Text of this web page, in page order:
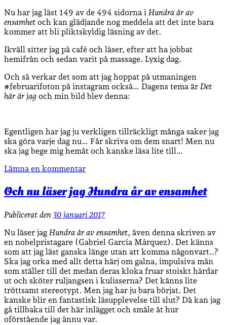
Nu har jag läst 149 av de 494 sidorna i Hundra år av
ensamhet och kan glädjande nog meddela att det inte bara
kommer att bli pliktskyldig läsning av det.
Ikväll sitter jag på café och läser, efter att ha jobbat
hemifrån och sedan varit på massage. Lyxig dag.
Och så verkar det som att jag hoppat på utmaningen
#februarifoton på instagram också… Dagens tema är Det
här är jag och min bild blev denna:
Egentligen har jag ju verkligen tillräckligt många saker jag
ska göra varje dag nu… Får skriva om dem snart! Men nu
ska jag bege mig hemåt och kanske läsa lite till…
Lämna en kommentar
Och nu läser jag Hundra år av ensamhet
Publicerat den 30 januari 2017
Nu läser jag Hundra år av ensamhet, även denna skriven av
en nobelpristagare (Gabriel García Márquez). Det känns
som att jag läst ganska länge utan att komma någonvart..?
Ska jag orka med allt detta härj om galna, impulsiva män
som ställer till det medan deras kloka fruar stoiskt härdar
ut och sköter ruljangsen i kulisserna? Det känns lite
tröttsamt stereotypt. Men jag har ju bara börjat. Det
kanske blir en fantastisk läsupplevelse till slut? Då kan jag
gå tillbaka till det här inlägget och småle åt hur
oförstående jag ännu var.